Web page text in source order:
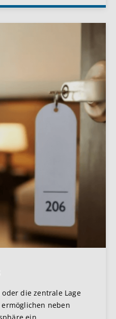
die zentrale Lage
neben
ein